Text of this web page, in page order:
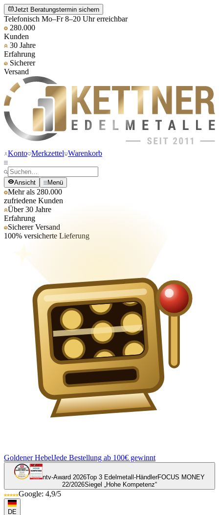
Jetzt Beratungstermin sichern
Telefonisch Mo–Fr 8–20 Uhr erreichbar
280.000
Kunden
30 Jahre
Erfahrung
Sicherer
Versand
Konto Merkzettel Warenkorb
Ansicht Menü
Mehr als 280.000
zufriedene Kunden
Über 30 Jahre
Erfahrung
Sicherer Versand
100% versicherte Lieferung
Goldener HebelJede Bestellung ab 100€ gewinnt
ntv-Award 2026Top 3 Edelmetall-HändlerFOCUS MONEY
22/2026Siegel „Hohe Kompetenz“
Google: 4,9/5
DE